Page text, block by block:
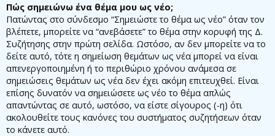
Πώς σημειώνω ένα θέμα μου ως νέο;
Πατώντας στο σύνδεσμο “Σημειώστε το θέμα ως νέο” όταν τον
βλέπετε, μπορείτε να “ανεβάσετε” το θέμα στην κορυφή της Δ.
Συζήτησης στην πρώτη σελίδα. Ωστόσο, αν δεν μπορείτε να το
δείτε αυτό, τότε η σημείωση θεμάτων ως νέα μπορεί να είναι
απενεργοποιημένη ή το περιθώριο χρόνου ανάμεσα σε
σημειώσεις θεμάτων ως νέα δεν έχει ακόμη επιτευχθεί. Είναι
επίσης δυνατόν να σημειώσετε ως νέο το θέμα απλώς
απαντώντας σε αυτό, ωστόσο, να είστε σίγουρος (-η) ότι
ακολουθείτε τους κανόνες του συστήματος συζητήσεων όταν
το κάνετε αυτό.